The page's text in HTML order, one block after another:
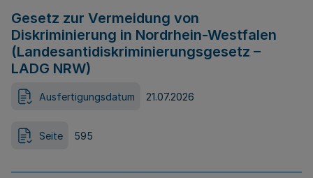
Gesetz zur Vermeidung von
Diskriminierung in Nordrhein-Westfalen
(Landesantidiskriminierungsgesetz –
LADG NRW)
Ausfertigungsdatum 21.07.2026
Seite 595